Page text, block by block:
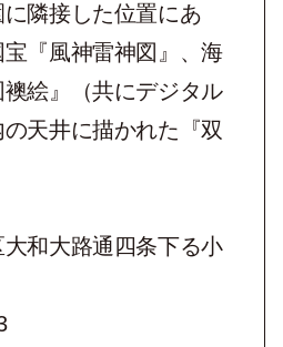
隣接した位置にあ
『風神雷神図』、海
絵』（共にデジタル
天井に描かれた『双
和大路通四条下る小